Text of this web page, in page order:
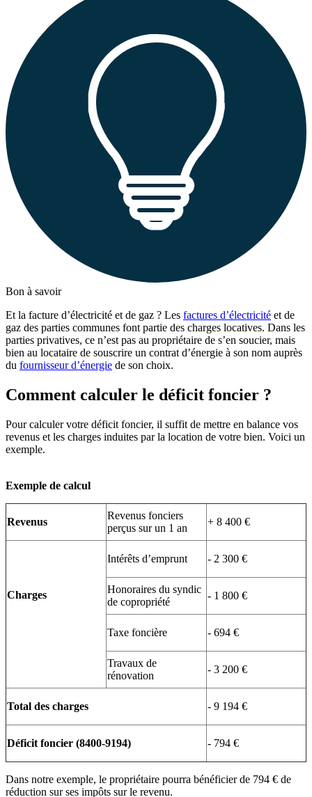
Bon à savoir
Et la facture d’électricité et de gaz ? Les factures d’électricité et de
gaz des parties communes font partie des charges locatives. Dans les
parties privatives, ce n’est pas au propriétaire de s’en soucier, mais
bien au locataire de souscrire un contrat d’énergie à son nom auprès
du fournisseur d’énergie de son choix.
Comment calculer le déficit foncier ?
Pour calculer votre déficit foncier, il suffit de mettre en balance vos
revenus et les charges induites par la location de votre bien. Voici un
exemple.
Exemple de calcul
Revenus
Revenus fonciers
perçus sur un 1 an
+ 8 400 €
Charges
Intérêts d’emprunt - 2 300 €
Honoraires du syndic
de copropriété
- 1 800 €
Taxe foncière - 694 €
Travaux de
rénovation
- 3 200 €
Total des charges - 9 194 €
Déficit foncier (8400-9194) - 794 €
Dans notre exemple, le propriétaire pourra bénéficier de 794 € de
réduction sur ses impôts sur le revenu.